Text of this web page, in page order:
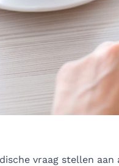
vraag stellen